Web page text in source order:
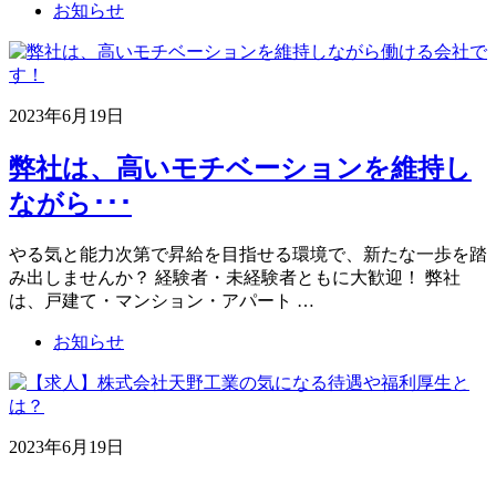
お知らせ
2023年6月19日
弊社は、高いモチベーションを維持し
ながら･･･
やる気と能力次第で昇給を目指せる環境で、新たな一歩を踏
み出しませんか？ 経験者・未経験者ともに大歓迎！ 弊社
は、戸建て・マンション・アパート …
お知らせ
2023年6月19日